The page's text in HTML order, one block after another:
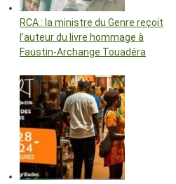
RCA : la ministre du Genre reçoit
l’auteur du livre hommage à
Faustin-Archange Touadéra